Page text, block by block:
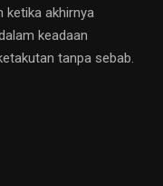
ketika akhirnya
keadaan
tanpa sebab.